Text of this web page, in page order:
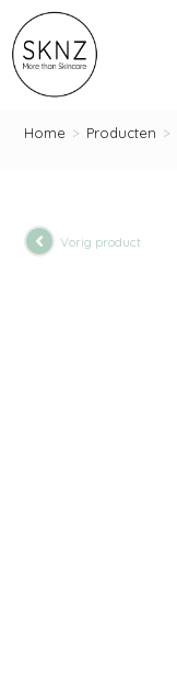
Home > Producten >
Vorig product